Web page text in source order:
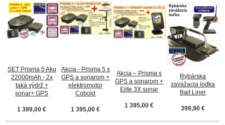
SET Prisma 5 Aku
22000mAh - 2x
taká výdrž +
sonar+ GPS
1 399,00 €
Akcia - Prisma 5 s
GPS a sonarom +
elektromotor
Cobold
1 395,00 €
Akcia – Prisma s
GPS a sonarom +
Elite 3X sonar
1 395,00 €
Rybárska
zavážacia loďka
Bait Liner
399,90 €